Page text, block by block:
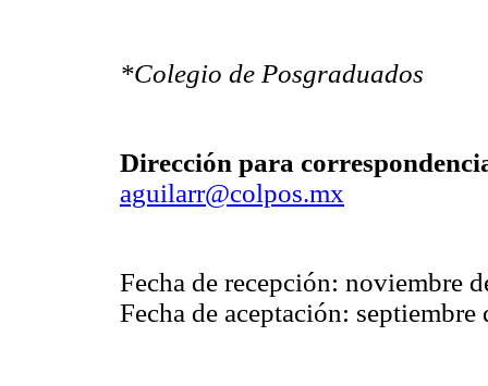
*Colegio de Posgraduados
Dirección para
aguilarr@colpos.mx
Fecha de recepción: noviembre
Fecha de aceptación: septiembre